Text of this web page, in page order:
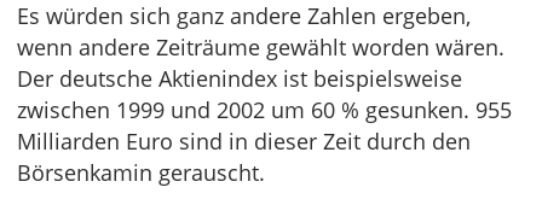
Es würden sich ganz andere Zahlen ergeben,
wenn andere Zeiträume gewählt worden wären.
Der deutsche Aktienindex ist beispielsweise
zwischen 1999 und 2002 um 60 % gesunken. 955
Milliarden Euro sind in dieser Zeit durch den
Börsenkamin gerauscht.